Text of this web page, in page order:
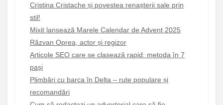
Cristina Cristache și povestea renașterii sale prin
stil!
Mixit lansează Marele Calendar de Advent 2025
Răzvan Oprea, actor și regizor
Articole SEO care se clasează rapid: metoda în 7
pași
Plimbări cu barca în Delta – rute populare și
recomandări